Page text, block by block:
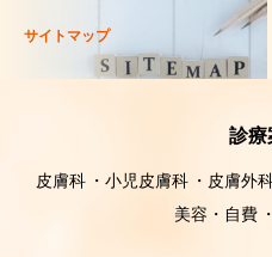
サイトマップ
診療
皮膚科 小児皮膚科 皮膚外
美容・自費